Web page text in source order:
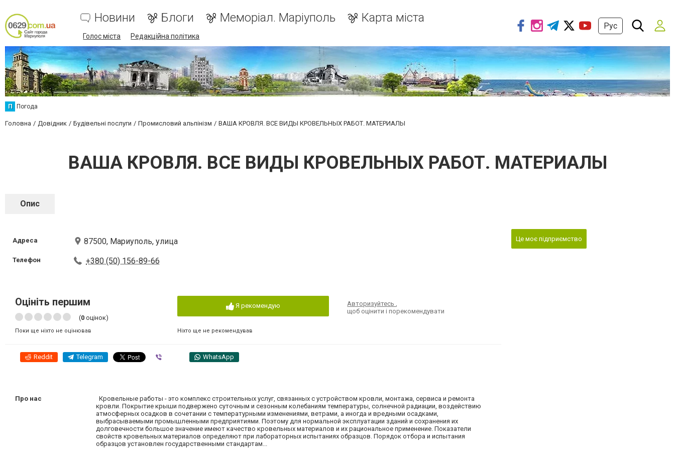
Новини Блоги Меморіал. Маріуполь Карта міста
Голос міста Редакційна політика
Рус
П Погода
Головна Довідник Будівельні послуги Промисловий альпінізм ВАША КРОВЛЯ. ВСЕ ВИДЫ КРОВЕЛЬНЫХ РАБОТ. МАТЕРИАЛЫ
ВАША КРОВЛЯ. ВСЕ ВИДЫ КРОВЕЛЬНЫХ РАБОТ. МАТЕРИАЛЫ
Опис
Адреса 87500, Мариуполь, улица
Телефон +380 (50) 156-89-66
Оцініть першим
(0 оцінок)
Поки ще ніхто не оцінював
Я рекомендую
Ніхто ще не рекомендував
Авторизуйтесь,
щоб оцінити і порекомендувати
Reddit Telegram WhatsApp
Про нас
Кровельные работы - это комплекс строительных услуг, связанных с устройством кровли, монтажа, сервиса и ремонта
кровли. Покрытие крыши подвержено суточным и сезонным колебаниям температуры, солнечной радиации, воздействию
атмосферных осадков в сочетании с температурными изменениями, ветрами, а иногда и вредными осадками,
выбрасываемыми промышленными предприятиями. Поэтому для нормальной эксплуатации зданий и сохранения их
долговечности большое значение имеют качество кровельных материалов и их рациональное применение. Показатели
свойств кровельных материалов определяют при лабораторных испытаниях образцов. Порядок отбора и испытания
образцов установлен государственными стандартам...
Це моє підприємство